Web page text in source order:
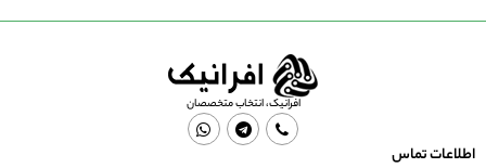
افرانیک، انتخاب متخصصان
اطلاعات تماس